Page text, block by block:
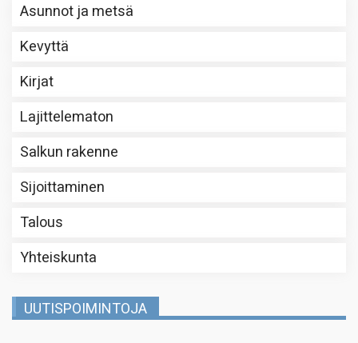
Asunnot ja metsä
Kevyttä
Kirjat
Lajittelematon
Salkun rakenne
Sijoittaminen
Talous
Yhteiskunta
UUTISPOIMINTOJA